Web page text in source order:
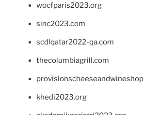
wocfparis2023.org
sinc2023.com
scdlqatar2022-qa.com
thecolumbiagrill.com
khedi2023.org